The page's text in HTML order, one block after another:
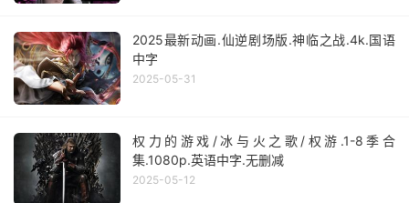
2025最新动画.仙逆剧场版.神临之战.4k.国语
中字
2025-05-31
权力的游戏/冰与火之歌/权游.1-8季合
集.1080p.英语中字.无删减
2025-05-12